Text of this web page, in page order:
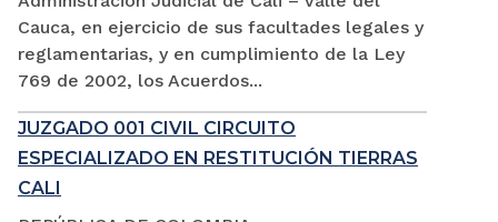
Cauca, en ejercicio de sus facultades legales y
reglamentarias, y en cumplimiento de la Ley
769 de 2002, los Acuerdos...
JUZGADO 001 CIVIL CIRCUITO
ESPECIALIZADO EN RESTITUCIÓN TIERRAS
CALI